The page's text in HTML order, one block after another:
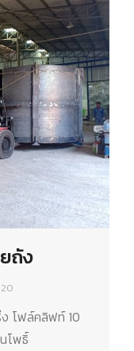
ถัง
ง​ โฟล์คลิฟท์​ 10
โพธิ์